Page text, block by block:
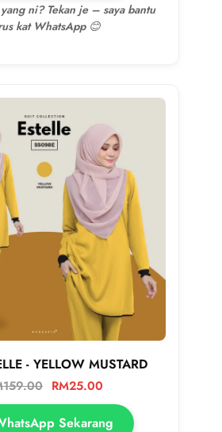
ni? Tekan je – saya bantu
kat WhatsApp 😊
- YELLOW MUSTARD
159.00 RM25.00
Sekarang